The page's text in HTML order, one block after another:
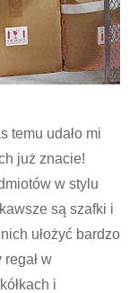
temu udało mi
już znacie!
w stylu
są szafki i
ułożyć bardzo
w
i